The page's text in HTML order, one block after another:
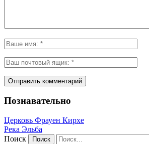
Познавательно
Церковь Фрауен Кирхе
Река Эльба
Поиск